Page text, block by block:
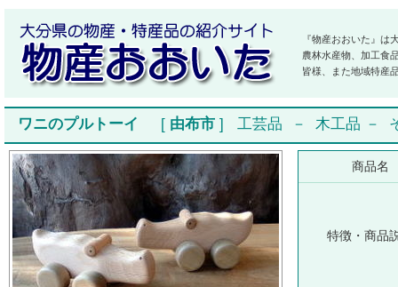
『物産おおいた』は
農林水産物、加工食
皆様、また地域特産
ワニのプルトーイ [ 由布市 ] 工芸品 － 木工品 －
商品名
特徴・商品